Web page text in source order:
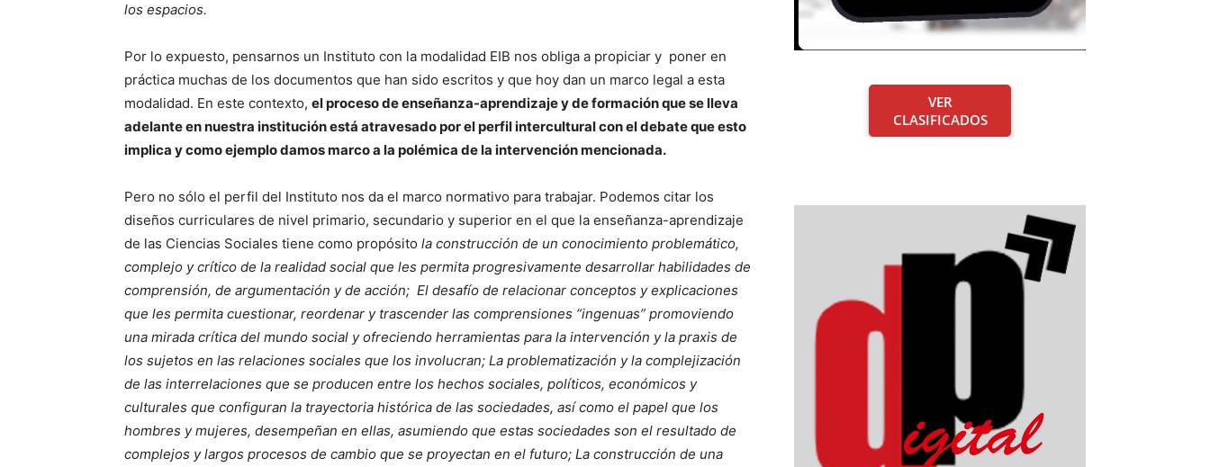
los espacios.
Por lo expuesto, pensarnos un Instituto con la modalidad EIB nos obliga a propiciar y poner en
práctica muchas de los documentos que han sido escritos y que hoy dan un marco legal a esta
modalidad. En este contexto, el proceso de enseñanza-aprendizaje y de formación que se lleva
adelante en nuestra institución está atravesado por el perfil intercultural con el debate que esto
implica y como ejemplo damos marco a la polémica de la intervención mencionada.
Pero no sólo el perfil del Instituto nos da el marco normativo para trabajar. Podemos citar los
diseños curriculares de nivel primario, secundario y superior en el que la enseñanza-aprendizaje
de las Ciencias Sociales tiene como propósito la construcción de un conocimiento problemático,
complejo y crítico de la realidad social que les permita progresivamente desarrollar habilidades de
comprensión, de argumentación y de acción; El desafío de relacionar conceptos y explicaciones
que les permita cuestionar, reordenar y trascender las comprensiones “ingenuas” promoviendo
una mirada crítica del mundo social y ofreciendo herramientas para la intervención y la praxis de
los sujetos en las relaciones sociales que los involucran; La problematización y la complejización
de las interrelaciones que se producen entre los hechos sociales, políticos, económicos y
culturales que configuran la trayectoria histórica de las sociedades, así como el papel que los
hombres y mujeres, desempeñan en ellas, asumiendo que estas sociedades son el resultado de
complejos y largos procesos de cambio que se proyectan en el futuro; La construcción de una
VER
CLASIFICADOS